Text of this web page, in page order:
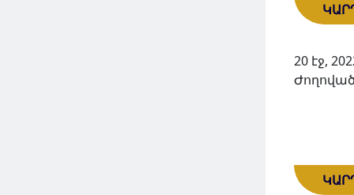
20 էջ,